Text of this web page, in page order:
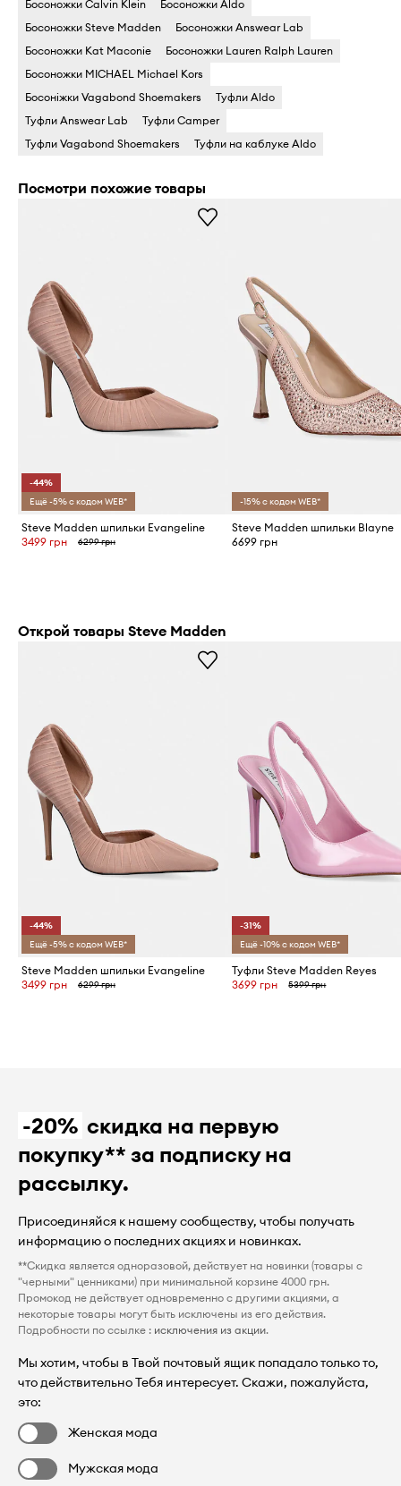
Босоножки Calvin Klein
Босоножки Aldo
Босоножки Steve Madden
Босоножки Answear Lab
Босоножки Kat Maconie
Босоножки Lauren Ralph Lauren
Босоножки MICHAEL Michael Kors
Босоніжки Vagabond Shoemakers
Туфли Aldo
Туфли Answear Lab
Туфли Camper
Туфли Vagabond Shoemakers
Туфли на каблуке Aldo
Посмотри похожие товары
-44%
Ещё -5% с кодом WEB*
Steve Madden шпильки Evangeline
3499 грн
6299 грн
-15% с кодом WEB*
Steve Madden шпильки Blayne
6699 грн
Открой товары Steve Madden
-44%
Ещё -5% с кодом WEB*
Steve Madden шпильки Evangeline
3499 грн
6299 грн
-31%
Ещё -10% с кодом WEB*
Туфли Steve Madden Reyes
3699 грн
5399 грн
-20% скидка на первую
покупку** за подписку на
рассылку.
Присоединяйся к нашему сообществу, чтобы получать
информацию о последних акциях и новинках.
**Скидка является одноразовой, действует на новинки (товары с
"черными" ценниками) при минимальной корзине 4000 грн.
Промокод не действует одновременно с другими акциями, а
некоторые товары могут быть исключены из его действия.
Подробности по ссылке : исключения из акции.
Мы хотим, чтобы в Твой почтовый ящик попадало только то,
что действительно Тебя интересует. Скажи, пожалуйста,
это:
Женская мода
Мужская мода